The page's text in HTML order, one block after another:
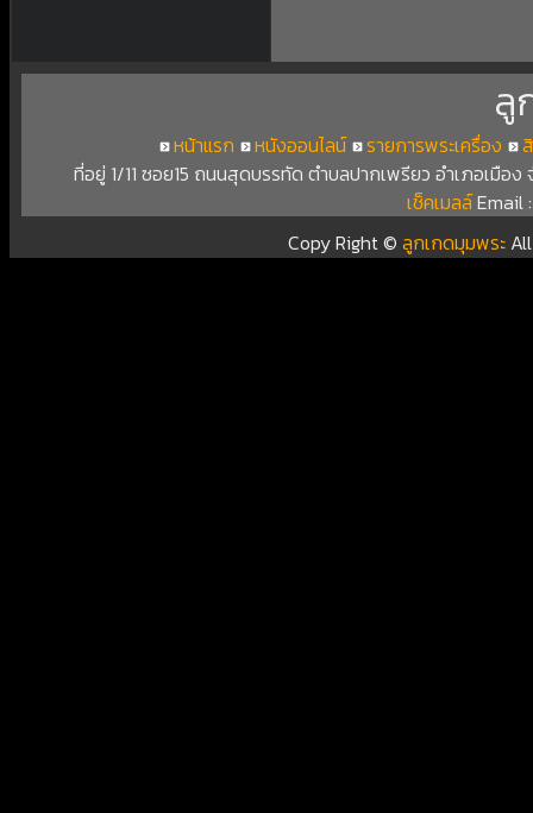
ลู
หน้าแรก หนังออนไลน์ รายการพระเครื่อง
ที่อยู่ 1/11 ซอย15 ถนนสุดบรรทัด ตำบลปากเพรียว อำเภอเมือ
เช็คเมลล์Email
Copy Right ©ลูกเกดมุมพระ